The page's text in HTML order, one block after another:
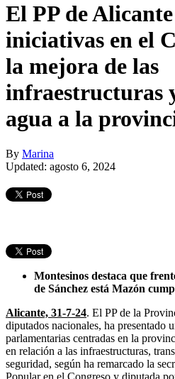
El PP de
iniciativas en el
la mejora de las
infraestructuras
agua a la
By Marina
Updated: agosto 6, 2024
Montesinos destaca que
de Sánchez está Mazón
Alicante, 31-7-24. El PP de la
diputados nacionales, ha presentado
parlamentarias centradas en la
en relación a las infraestructuras,
seguridad, según ha remarcado la
Popular en el Congreso y diputada